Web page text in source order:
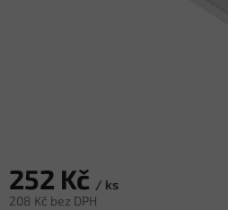
252 Kč / ks
208 Kč bez DPH